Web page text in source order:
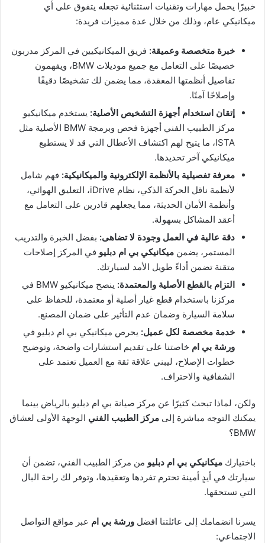
خبيرًا يحمل مهارات وتقنيات استثنائية تجعله يتفوق على أي
ميكانيكي عام، وذلك من خلال عدة مميزات فريدة:
خبرة متخصصة وعميقة: فريق الميكانيكيين في المركز مدربون
خصيصًا على التعامل مع جميع موديلات BMW، ويفهمون
تفاصيل أنظمتها المعقدة، مما يضمن لك تشخيصًا دقيقًا
وإصلاحًا آمنًا.
إتقان استخدام أجهزة التشخيص الأصلية: يستخدم ميكانيكيو
مركز الطبيب الفني أجهزة فحص وبرمجة BMW الأصلية مثل
ISTA، ما يتيح لهم اكتشاف الأعطال التي قد لا يستطيع
ميكانيكي آخر تحديدها.
معرفة تفصيلية بالأنظمة الإلكترونية والميكانيكية: فهم شامل
لأنظمة ناقل الحركة الذكي، نظام iDrive، التعليق الهوائي،
وأنظمة الأمان الحديثة، مما يجعلهم قادرين على التعامل مع
أعقد المشاكل بسهولة.
دقة عالية في العمل وجودة لا تضاهى: بفضل الخبرة والتدريب
المستمر، يضمن ميكانيكي بي ام دبليو في المركز إصلاحات
متقنة تضمن أداءً طويل الأمد لسيارتك.
التزام بالقطع الأصلية والمعتمدة:
ينصح ميكانيكيو BMW في
مركزنا باستخدام قطع غيار أصلية أو معتمدة، للحفاظ على
سلامة السيارة وضمان عدم التأثير على ضمان المصنع.
خدمة مخصصة لكل عميل: يحرص ميكانيكي بي ام دبليو في
ورشة بي ام خاصتنا على تقديم استشارات واضحة، وتوضيح
خطوات الإصلاح، ليبني علاقة ثقة مع العميل تعتمد على
الشفافية والاحتراف.
ولكن، لماذا تبحث كثيرًا عن مركز صيانة بي ام دبليو بالرياض بينما
يمكنك التوجه مباشرة إلى مركز الطبيب الفني الوجهة الأولى لعشاق
BMW؟
باختيارك ميكانيكي بي ام دبليو من مركز الطبيب الفني، تضمن أن
سيارتك في أيدٍ أمينة تحترم تفردها وتعقيدها، وتوفر لك راحة البال
التي تستحقها.
يسرنا انضمامك إلى عائلتنا افضل ورشة بي ام عبر مواقع التواصل
الاجتماعي: